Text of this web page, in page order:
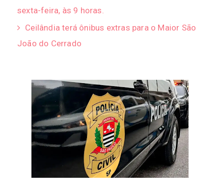
sexta-feira, às 9 horas.
Ceilândia terá ônibus extras para o Maior São
João do Cerrado